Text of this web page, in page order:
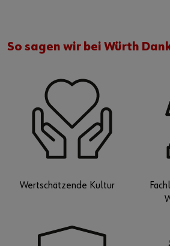
So sagen wir bei Würth
Wertschätzende Kultur